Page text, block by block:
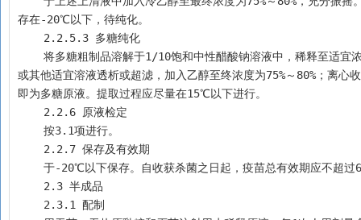
存在-20℃以下，待纯化。
    2.2.5.3 多糖纯化
或其他适宜溶液透析或超滤，加入乙醇至终浓度为75%～80%；离
即为多糖原液。提取过程应尽量在15℃以下进行。
    2.2.6 原液检定
    按3.1项进行。
    2.2.7 保存及有效期
于-20℃以下保存。自收获杀菌之日起，疫苗总有效期应不超
    2.3 半成品
    2.3.1 配制